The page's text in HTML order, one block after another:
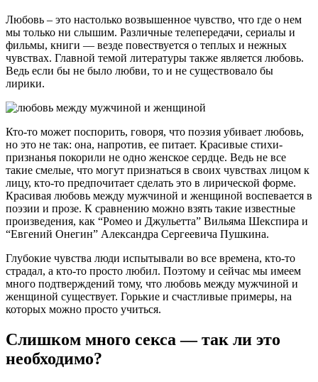
Любовь – это настолько возвышенное чувство, что где о нем
мы только ни слышим. Различные телепередачи, сериалы и
фильмы, книги — везде повествуется о теплых и нежных
чувствах. Главной темой литературы также является любовь.
Ведь если бы не было любви, то и не существовало бы
лирики.
Кто-то может поспорить, говоря, что поэзия убивает любовь,
но это не так: она, напротив, ее питает. Красивые стихи-
признанья покорили не одно женское сердце. Ведь не все
такие смелые, что могут признаться в своих чувствах лицом к
лицу, кто-то предпочитает сделать это в лирической форме.
Красивая любовь между мужчиной и женщиной воспевается в
поэзии и прозе. К сравнению можно взять такие известные
произведения, как “Ромео и Джульетта” Вильяма Шекспира и
“Евгений Онегин” Александра Сергеевича Пушкина.
Глубокие чувства люди испытывали во все времена, кто-то
страдал, а кто-то просто любил. Поэтому и сейчас мы имеем
много подтверждений тому, что любовь между мужчиной и
женщиной существует. Горькие и счастливые примеры, на
которых можно просто учиться.
Слишком много секса — так ли это
необходимо?